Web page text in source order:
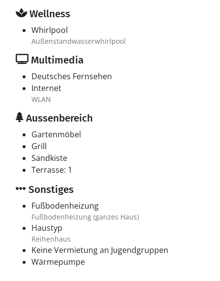
Wellness
Whirlpool
Außenstandwasserwhirlpool
Multimedia
Deutsches Fernsehen
Internet
WLAN
Aussenbereich
Gartenmöbel
Grill
Sandkiste
Terrasse: 1
Sonstiges
Fußbodenheizung
Fußbodenheizung (ganzes Haus)
Haustyp
Reihenhaus
Keine Vermietung an Jugendgruppen
Wärmepumpe